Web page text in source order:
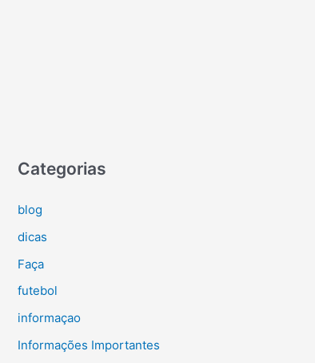
Categorias
blog
dicas
Faça
futebol
informaçao
Informações Importantes